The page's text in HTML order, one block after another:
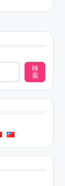
検
索